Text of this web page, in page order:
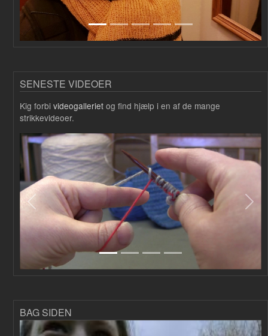
SENESTE VIDEOER
Kig forbi videogalleriet og find hjælp i en af de mange
strikkevideoer.
Forrige
BAG SIDEN